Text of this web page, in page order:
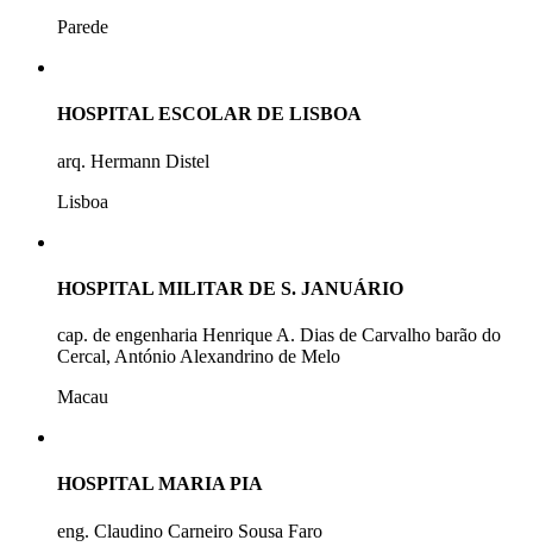
Parede
HOSPITAL ESCOLAR DE LISBOA
arq. Hermann Distel
Lisboa
HOSPITAL MILITAR DE S. JANUÁRIO
cap. de engenharia Henrique A. Dias de Carvalho barão do
Cercal, António Alexandrino de Melo
Macau
HOSPITAL MARIA PIA
eng. Claudino Carneiro Sousa Faro